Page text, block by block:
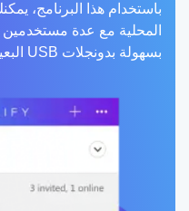
باستخدام هذا البرنامج،
المحلية مع عدة
بسهولة بدونجلات USB البعيدة عبر الإنترنت.